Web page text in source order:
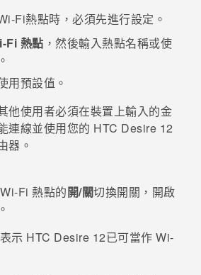
Fi熱點時，必須先進行設定。
Fi 熱點 ，然後輸入熱點名稱或使
用預設值。
他使用者必須在裝置上輸入的金
連線並使用您的 HTC Desire 12
器。
Fi 熱點的開/關切換開關，開啟
示 HTC Desire 12已可當作 Wi-